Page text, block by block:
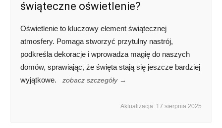
świąteczne oświetlenie?
Oświetlenie to kluczowy element świątecznej
atmosfery. Pomaga stworzyć przytulny nastrój,
podkreśla dekoracje i wprowadza magię do naszych
domów, sprawiając, że święta stają się jeszcze bardziej
wyjątkowe.
zobacz szczegóły →
Aktualizacja: 17 sierpnia 2025